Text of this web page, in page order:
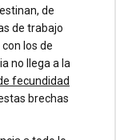
de
de trabajo
los de
no llega a la
fecundidad
brechas